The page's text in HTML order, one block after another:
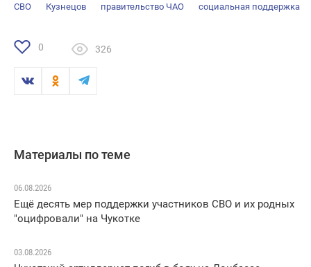
СВО Кузнецов правительство ЧАО социальная поддержка
0 326
Материалы по теме
06.08.2026
Ещё десять мер поддержки участников СВО и их родных
"оцифровали" на Чукотке
03.08.2026